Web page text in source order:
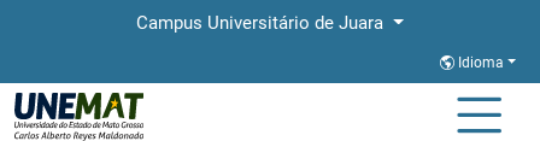
Campus Universitário de Juara
Idioma
Página Inicial